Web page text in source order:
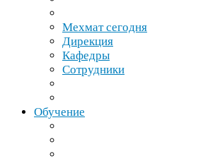
Мехмат сегодня
Дирекция
Кафедры
Сотрудники
Обучение